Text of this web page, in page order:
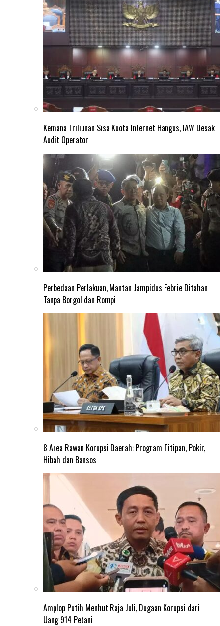
Kemana Triliunan Sisa Kuota Internet Hangus, IAW Desak
Audit Operator
Perbedaan Perlakuan, Mantan Jampidus Febrie Ditahan
Tanpa Borgol dan Rompi
8 Area Rawan Korupsi Daerah: Program Titipan, Pokir,
Hibah dan Bansos
Amplop Putih Menhut Raja Juli, Dugaan Korupsi dari
Uang 914 Petani